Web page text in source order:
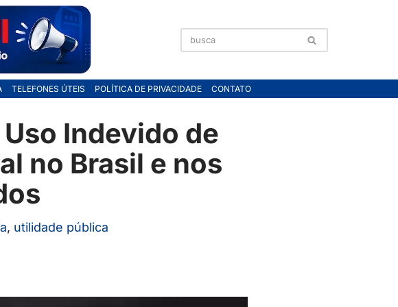
TELEFONES ÚTEIS POLÍTICA DE PRIVACIDADE CONTATO
Indevido de
no Brasil e nos
, utilidade pública